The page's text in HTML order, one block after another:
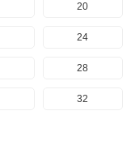
20
24
28
32